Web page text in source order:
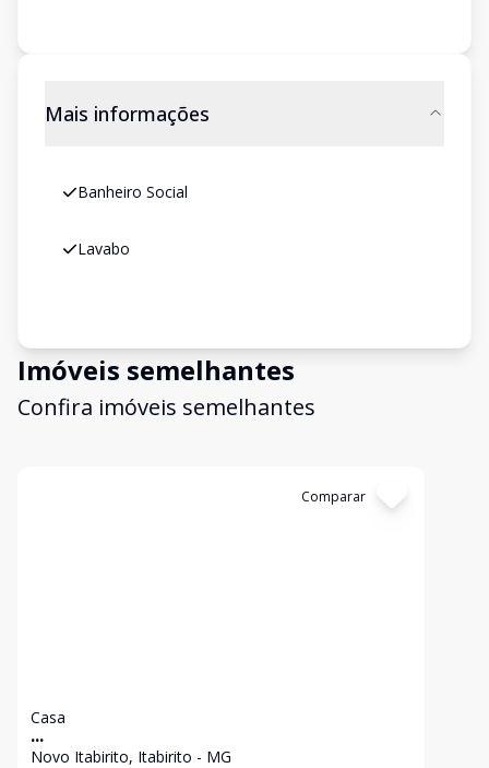
Mais informações
Banheiro Social
Lavabo
Imóveis semelhantes
Confira imóveis semelhantes
Comparar
Casa
...
Novo Itabirito, Itabirito - MG